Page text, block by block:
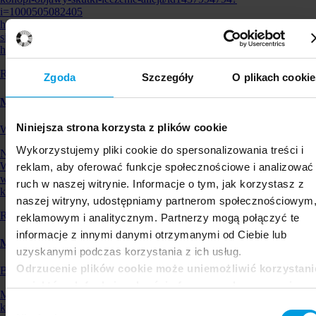
Zgoda Szczegóły O plikach
Niniejsza strona korzysta z plików cookie
Wykorzystujemy pliki cookie do spersonalizowania treści i
reklam, aby oferować funkcje społecznościowe i analizować
ruch w naszej witrynie. Informacje o tym, jak korzystasz z
naszej witryny, udostępniamy partnerom społecznościowym,
reklamowym i analitycznym. Partnerzy mogą połączyć te
informacje z innymi danymi otrzymanymi od Ciebie lub
uzyskanymi podczas korzystania z ich usług.
Odrzucenie plików cookie może uniemożliwić
z niektórych funkcjonalności oferowanych na naszej
i=1000505082405
https://open.spotify.com/episode/5YkdctwzzsbBaCL4NaWQ9c?
si=6rbP0vk4QbaEQtrmzplxxw
https://soundcloud.com/swpspl/mikrobiom-…
Redakcja Uniwersytetu SWPS
Miłość – komunikacja, oczekiwania, schematy
Webinar
Na uczucie miłości składają się różne oczekiwania każdej ze stron.
Wchodząc w związek, mamy świadome i nieświadome potrzeby, które
wpływają nie tylko na to, jak kochamy, lecz także jak czujemy się
kochani. Dlaczego wobec swoje…
Redakcja Uniwersytetu SWPS
Mindfulness - jak być obecnym tu i teraz
Blog Strefy Psyche
Mindfulness to ostatni krzyk mody w sferze rozwoju osobistego. Jak
każda moda podlega urynkowieniu, zbanalizowaniu i mitologizacji.